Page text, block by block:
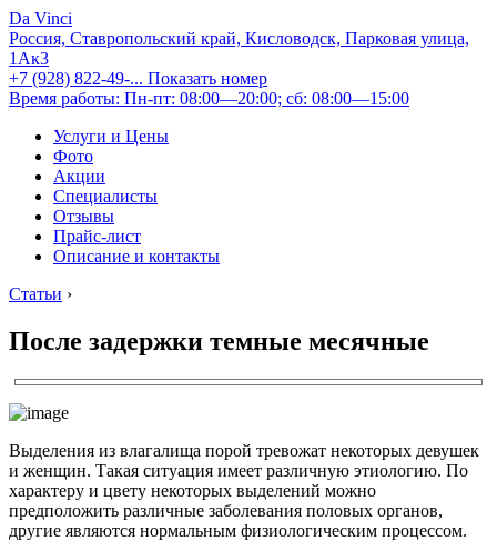
Da Vinci
Россия, Ставропольский край, Кисловодск, Парковая улица,
1Ак3
+7 (928) 822-49-... Показать номер
Время работы: Пн-пт: 08:00—20:00; сб: 08:00—15:00
Услуги и Цены
Фото
Акции
Специалисты
Отзывы
Прайс-лист
Описание и контакты
Статьи ›
После задержки темные месячные
Выделения из влагалища порой тревожат некоторых девушек
и женщин. Такая ситуация имеет различную этиологию. По
характеру и цвету некоторых выделений можно
предположить различные заболевания половых органов,
другие являются нормальным физиологическим процессом.